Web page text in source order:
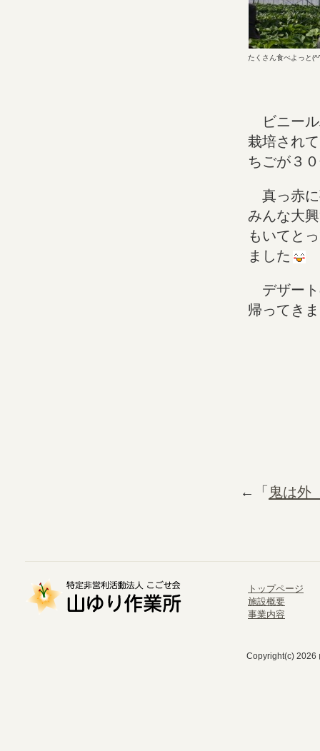
たくさん食べよっと
ビニール
栽培され
ちごが３
真っ赤に
みんな大
もいてと
ました
デザー
帰ってき
←「 鬼は
トップページ
施設概要
事業内容
Copyright(c) 2026